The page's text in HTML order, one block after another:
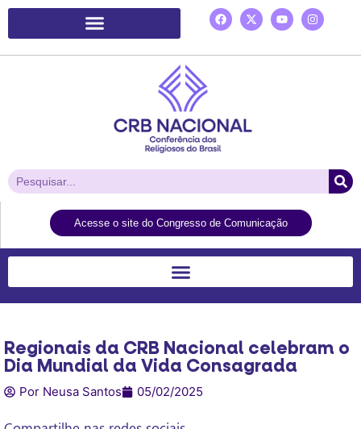
Acesse o site do Congresso de Comunicação
Regionais da CRB Nacional celebram o
Dia Mundial da Vida Consagrada
Por Neusa Santos 05/02/2025